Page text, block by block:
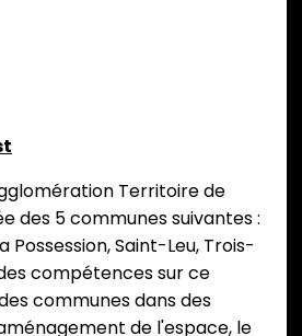
Territoire de
des 5 communes suivantes :
Possession, Saint-Leu, Trois-
compétences sur ce
communes dans des
de l'espace, le